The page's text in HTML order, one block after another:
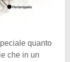
quanto
che in un